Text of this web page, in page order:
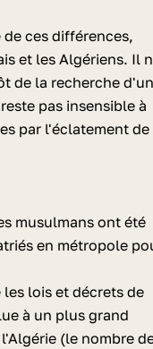
ces différences,
et les Algériens. Il
de la recherche
pas insensible à
par l'éclatement de
musulmans ont été
en métropole
lois et décrets de
à un plus grand
(le nombre